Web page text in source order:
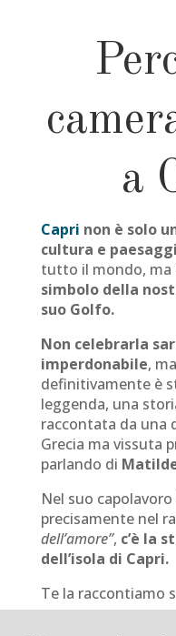
a
Capri non è solo
cultura e
tutto il mondo, ma
simbolo della
suo Golfo.
Non celebrarla
imperdonabile,
definitivamente è
leggenda, una
raccontata da una
Grecia ma vissuta
parlando di
Nel suo capolavoro
precisamente nel
dell’amore”, c’è la
dell’isola di Capri.
Te la raccontiamo